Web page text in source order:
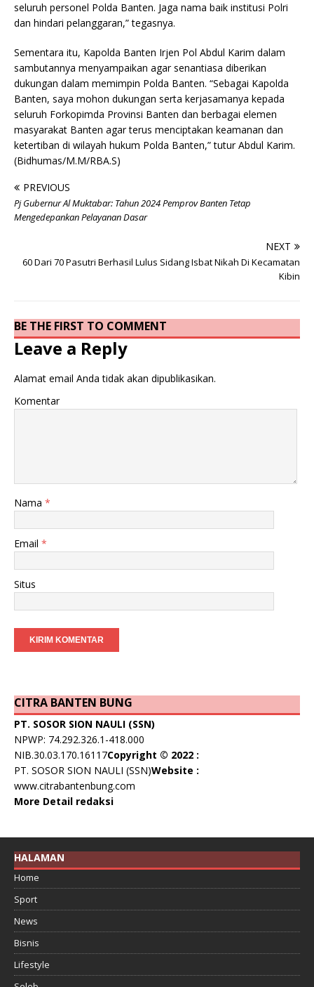
seluruh personel Polda Banten. Jaga nama baik institusi Polri
dan hindari pelanggaran,” tegasnya.
Sementara itu, Kapolda Banten Irjen Pol Abdul Karim dalam
sambutannya menyampaikan agar senantiasa diberikan
dukungan dalam memimpin Polda Banten. “Sebagai Kapolda
Banten, saya mohon dukungan serta kerjasamanya kepada
seluruh Forkopimda Provinsi Banten dan berbagai elemen
masyarakat Banten agar terus menciptakan keamanan dan
ketertiban di wilayah hukum Polda Banten,” tutur Abdul Karim.
(Bidhumas/M.M/RBA.S)
PREVIOUS
Pj Gubernur Al Muktabar: Tahun 2024 Pemprov Banten Tetap
Mengedepankan Pelayanan Dasar
NEXT
60 Dari 70 Pasutri Berhasil Lulus Sidang Isbat Nikah Di Kecamatan
Kibin
BE THE FIRST TO COMMENT
Leave a Reply
Alamat email Anda tidak akan dipublikasikan.
Komentar
Nama *
Email *
Situs
CITRA BANTEN BUNG
PT. SOSOR SION NAULI (SSN)
NPWP: 74.292.326.1-418.000
NIB.30.03.170.16117Copyright © 2022 :
PT. SOSOR SION NAULI (SSN)Website :
www.citrabantenbung.com
More Detail redaksi
HALAMAN
Home
Sport
News
Bisnis
Lifestyle